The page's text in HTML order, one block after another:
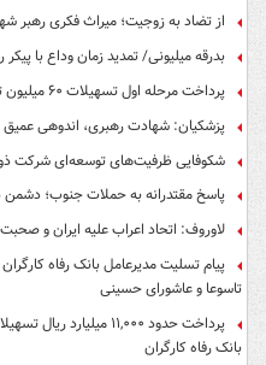
از تضاد به زوجیت؛ میراث فکری رهبر
بدرقه میلیونی/ تمدید زمان وداع با پیکر
پرداخت مرحله اول تسهیلات ۶۰ میلیون تومانی بازنشستگان تامین اجتماعی
پزشکیان: شهادت رهبری، اندوهی عمیق
شکوفایی ظرفیت‌های توسعه‌ای شرکت
پاسخ مقتدرانه به حملات جنوب؛
لاوروف: اتحاد اعراب علیه ایران و
پیام تسلیت مدیرعامل بانک رفاه
تاسوعا و عاشورای حسینی
پرداخت حدود ۱۱,۰۰۰
بانک رفاه کارگران